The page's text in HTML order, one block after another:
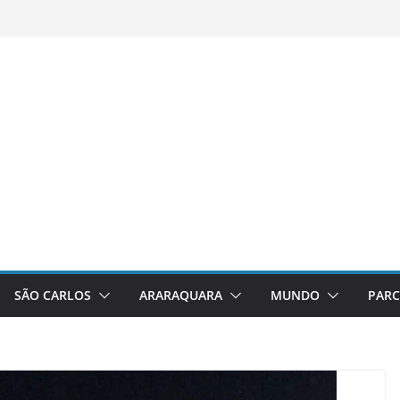
SÃO CARLOS ARARAQUARA MUNDO